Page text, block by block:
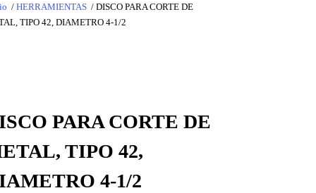
/ HERRAMIENTAS / DISCO PARA CORTE DE
TIPO 42, DIAMETRO 4-1/2
PARA CORTE DE
TIPO 42,
4-1/2